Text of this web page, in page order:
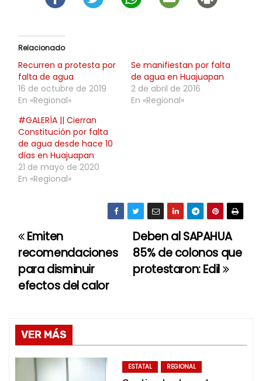
Relacionado
Recurren a protesta por
falta de agua
16 de octubre de 2019
En «Regional»
Se manifiestan por falta
de agua en Huajuapan
2 de abril de 2016
En «Regional»
#GALERÍA || Cierran
Constitución por falta
de agua desde hace 10
días en Huajuapan
21 de mayo de 2020
En «Regional»
N
a
v
g
a
Deben al SAPAHUA
85% de colonos que
protestaron: Edil
Emiten
recomendaciones
para disminuir
efectos del calor
VER MÁS
ESTATAL REGIONAL